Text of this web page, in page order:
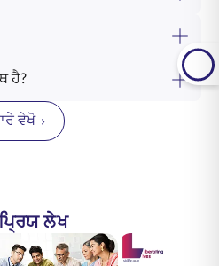
ਹੈ?
ਵੇਖੋ
ਲੇਖ